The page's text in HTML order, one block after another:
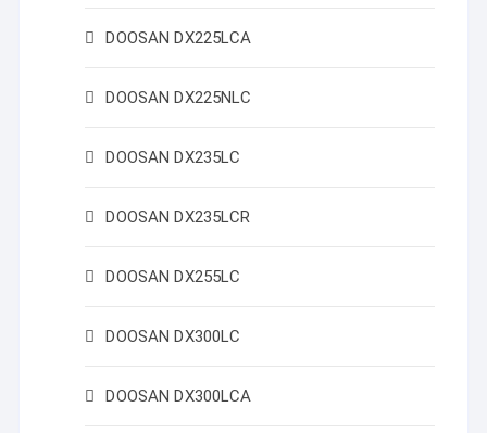
DOOSAN DX225LCA
DOOSAN DX225NLC
DOOSAN DX235LC
DOOSAN DX235LCR
DOOSAN DX255LC
DOOSAN DX300LC
DOOSAN DX300LCA